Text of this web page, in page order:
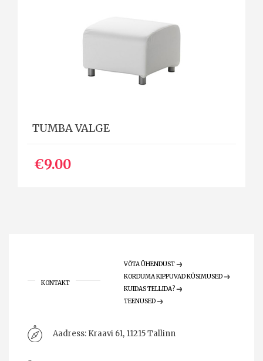
TUMBA VALGE
€9.00
KONTAKT
VÕTA ÜHENDUST
KORDUMA KIPPUVAD KÜSIMUSED
KUIDAS TELLIDA?
TEENUSED
Aadress: Kraavi 61, 11215 Tallinn